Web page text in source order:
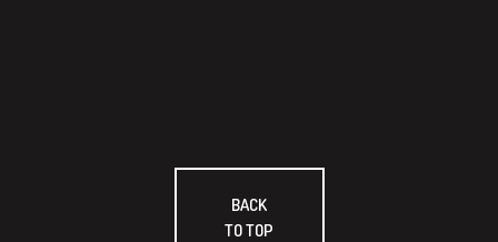
BACK
TO TOP